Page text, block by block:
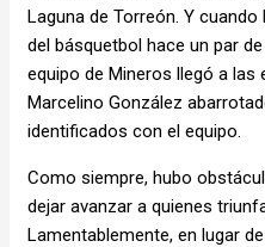
Laguna de Torreón. Y
del básquetbol hace un par
equipo de Mineros llegó a las
Marcelino González
identificados con el equipo.
Como siempre, hubo
dejar avanzar a quienes
Lamentablemente, en lugar